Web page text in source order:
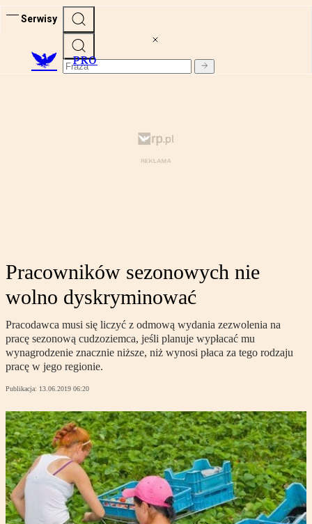
Serwisy
PRO
Pracowników sezonowych nie
wolno dyskryminować
Pracodawca musi się liczyć z odmową wydania zezwolenia na
pracę sezonową cudzoziemca, jeśli planuje wypłacać mu
wynagrodzenie znacznie niższe, niż wynosi płaca za tego rodzaju
pracę w jego regionie.
Publikacja: 13.06.2019 06:20